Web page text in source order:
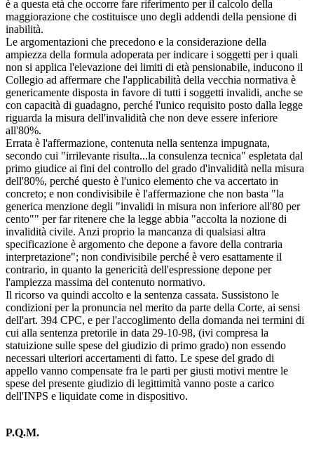
è a questa età che occorre fare riferimento per il calcolo della
maggiorazione che costituisce uno degli addendi della pensione di
inabilità.
Le argomentazioni che precedono e la considerazione della
ampiezza della formula adoperata per indicare i soggetti per i quali
non si applica l'elevazione dei limiti di età pensionabile, inducono il
Collegio ad affermare che l'applicabilità della vecchia normativa è
genericamente disposta in favore di tutti i soggetti invalidi, anche se
con capacità di guadagno, perché l'unico requisito posto dalla legge
riguarda la misura dell'invalidità che non deve essere inferiore
all'80%.
Errata è l'affermazione, contenuta nella sentenza impugnata,
secondo cui "irrilevante risulta...la consulenza tecnica" espletata dal
primo giudice ai fini del controllo del grado d'invalidità nella misura
dell'80%, perché questo è l'unico elemento che va accertato in
concreto; e non condivisibile è l'affermazione che non basta "la
generica menzione degli "invalidi in misura non inferiore all'80 per
cento"" per far ritenere che la legge abbia "accolta la nozione di
invalidità civile. Anzi proprio la mancanza di qualsiasi altra
specificazione è argomento che depone a favore della contraria
interpretazione"; non condivisibile perché è vero esattamente il
contrario, in quanto la genericità dell'espressione depone per
l'ampiezza massima del contenuto normativo.
Il ricorso va quindi accolto e la sentenza cassata. Sussistono le
condizioni per la pronuncia nel merito da parte della Corte, ai sensi
dell'art. 394 CPC, e per l'accoglimento della domanda nei termini di
cui alla sentenza pretorile in data 29-10-98, (ivi compresa la
statuizione sulle spese del giudizio di primo grado) non essendo
necessari ulteriori accertamenti di fatto. Le spese del grado di
appello vanno compensate fra le parti per giusti motivi mentre le
spese del presente giudizio di legittimità vanno poste a carico
dell'INPS e liquidate come in dispositivo.
P.Q.M.